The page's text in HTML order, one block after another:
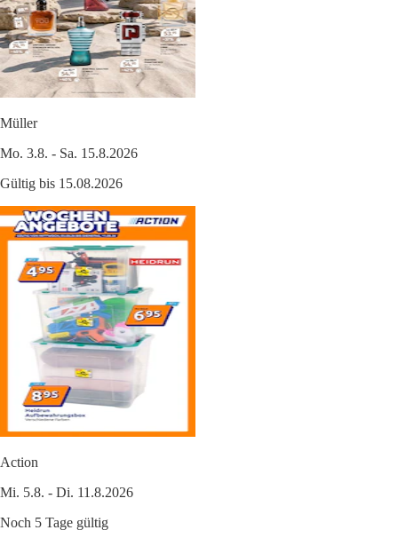
Müller
Mo. 3.8. - Sa. 15.8.2026
Gültig bis 15.08.2026
Action
Mi. 5.8. - Di. 11.8.2026
Noch 5 Tage gültig